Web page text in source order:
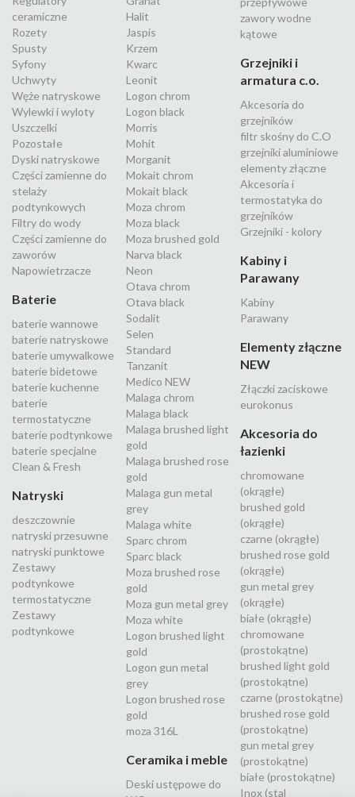
ceramiczne
Rozety
Spusty
Syfony
Uchwyty
Węże natryskowe
Wylewki i wyloty
Uszczelki
Pozostałe
Dyski natryskowe
Części zamienne do
stelaży
podtynkowych
Filtry do wody
Części zamienne do
zaworów
Napowietrzacze
Baterie
baterie wannowe
baterie natryskowe
baterie umywalkowe
baterie bidetowe
baterie kuchenne
baterie
termostatyczne
baterie podtynkowe
baterie specjalne
Clean & Fresh
Natryski
deszczownie
natryski przesuwne
natryski punktowe
Zestawy
podtynkowe
termostatyczne
Zestawy
podtynkowe
Halit
Jaspis
Krzem
Kwarc
Leonit
Logon chrom
Logon black
Morris
Mohit
Morganit
Mokait chrom
Mokait black
Moza chrom
Moza black
Moza brushed gold
Narva black
Neon
Otava chrom
Otava black
Sodalit
Selen
Standard
Tanzanit
Medico NEW
Malaga chrom
Malaga black
Malaga brushed light
gold
Malaga brushed rose
gold
Malaga gun metal
grey
Malaga white
Sparc chrom
Sparc black
Moza brushed rose
gold
Moza gun metal grey
Moza white
Logon brushed light
gold
Logon gun metal
grey
Logon brushed rose
gold
moza 316L
Ceramika i meble
Deski ustępowe do
zawory wodne
kątowe
Grzejniki i
armatura c.o.
Akcesoria do
grzejników
filtr skośny do C.O
grzejniki aluminiowe
elementy złączne
Akcesoria i
termostatyka do
grzejników
Grzejniki - kolory
Kabiny i
Parawany
Kabiny
Parawany
Elementy złączne
NEW
Złączki zaciskowe
eurokonus
Akcesoria do
łazienki
chromowane
(okrągłe)
brushed gold
(okrągłe)
czarne (okrągłe)
brushed rose gold
(okrągłe)
gun metal grey
(okrągłe)
białe (okrągłe)
chromowane
(prostokątne)
brushed light gold
(prostokątne)
czarne (prostokątne)
brushed rose gold
(prostokątne)
gun metal grey
(prostokątne)
białe (prostokątne)
Inox (stal